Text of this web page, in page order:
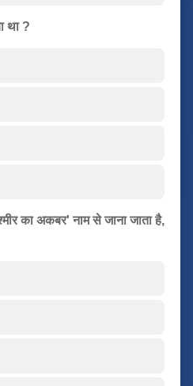
था ?
का अकबर' नाम से जाना जाता है,